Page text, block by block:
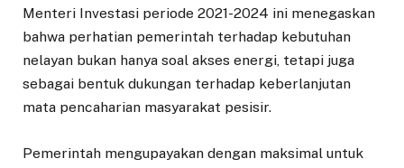
Menteri Investasi periode 2021-2024 ini menegaskan
bahwa perhatian pemerintah terhadap kebutuhan
nelayan bukan hanya soal akses energi, tetapi juga
sebagai bentuk dukungan terhadap keberlanjutan
mata pencaharian masyarakat pesisir.
Pemerintah mengupayakan dengan maksimal untuk